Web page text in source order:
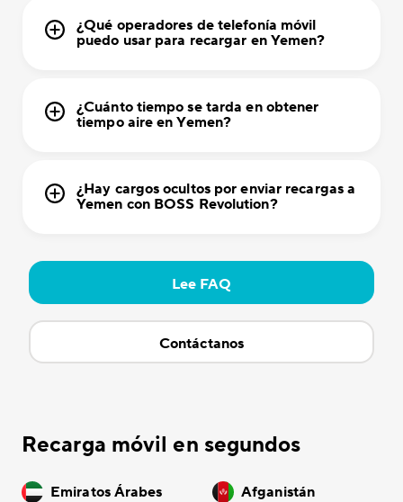
¿Qué operadores de telefonía móvil
puedo usar para recargar en Yemen?
¿Cuánto tiempo se tarda en obtener
tiempo aire en Yemen?
¿Hay cargos ocultos por enviar recargas a
Yemen con BOSS Revolution?
Lee FAQ
Contáctanos
Recarga móvil en segundos
Emiratos Árabes
Afganistán